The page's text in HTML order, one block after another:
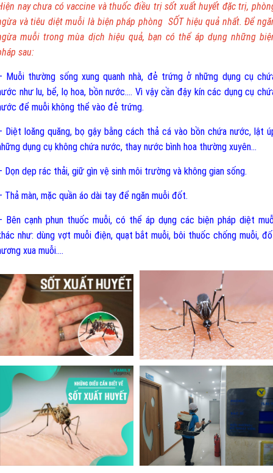
nay chưa có vaccine và thuốc điều trị sốt xuất huyết đặc trị,
và tiêu diệt muỗi là biện pháp phòng SỐT hiệu quả nhất. Để
muỗi trong mùa dịch hiệu quả, bạn có thể áp dụng những
sau:
Muỗi thường sống xung quanh nhà, đẻ trứng ở những dụng cụ
như lu, bể, lọ hoa, bồn nước.... Vì vậy cần đậy kín các dụng cụ
để muỗi không thể vào đẻ trứng.
Diệt loăng quăng, bọ gậy bằng cách thả cá vào bồn chứa nước, lật
dụng cụ không chứa nước, thay nước bình hoa thường xuyên...
Dọn dẹp rác thải, giữ gìn vệ sinh môi trường và không gian sống.
Thả màn, mặc quần áo dài tay để ngăn muỗi đốt.
Bên cạnh phun thuốc muỗi, có thể áp dụng các biện pháp diệt
như: dùng vợt muỗi điện, quạt bắt muỗi, bôi thuốc chống muỗi,
xua muỗi....